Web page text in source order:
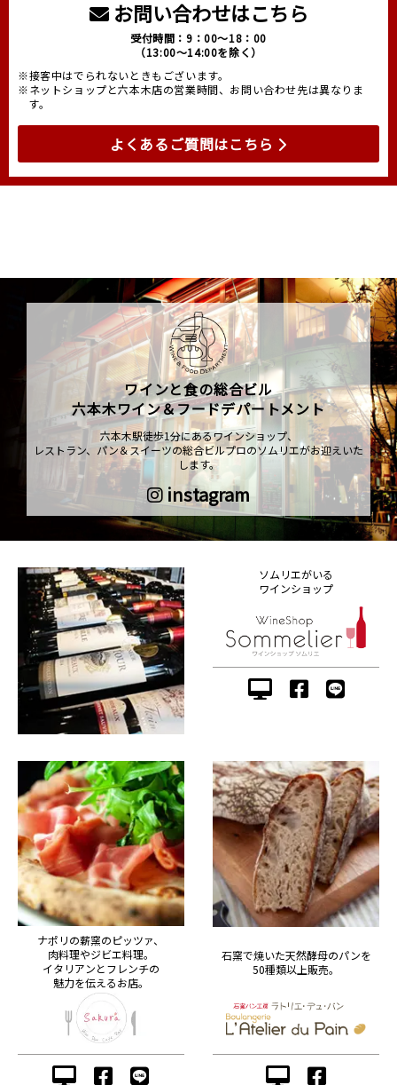
お問い合わせはこちら
受付時間：9：00～18：00
（13:00～14:00を除く）
※接客中はでられないときもございます。
※ネットショップと六本木店の営業時間、お問い合わせ先は異なりま
す。
よくあるご質問はこちら
ワインと食の総合ビル
六本木ワイン＆フードデパートメント
六本木駅徒歩1分にあるワインショップ、
レストラン、パン＆スイーツの総合ビルプロのソムリエがお迎えいた
します。
instagram
ソムリエがいる
ワインショップ
ナポリの薪窯のピッツァ、
肉料理やジビエ料理。
イタリアンとフレンチの
魅力を伝えるお店。
石窯で焼いた天然酵母のパンを
50種類以上販売。